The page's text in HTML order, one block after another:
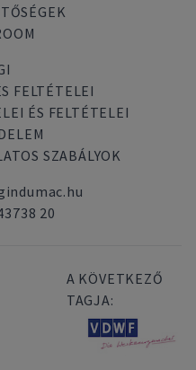
FELTÉTELEI
ÉS FELTÉTELEI
SZABÁLYOK
20
A KÖVETKEZŐ
TAGJA: